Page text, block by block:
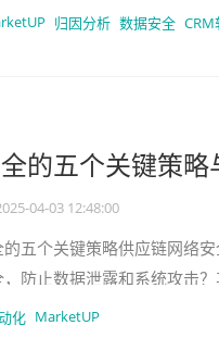
归因分析 数据安全 CRM
的五个关键策略
04-03 12:48:00
五个关键策略供应链网络
防止数据泄露和系统攻击
是在信息技术飞速
化 MarketUP